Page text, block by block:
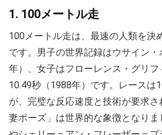
1. 100メートル走
100メートル走は、最速の人類を決
です。男子の世界記録はウサイン
年）、女子はフローレンス・グリ
10.49秒（1988年）です。レースは
が、完璧な反応速度と技術が要求
妻ポーズ」は世界的な象徴となり